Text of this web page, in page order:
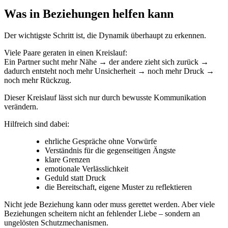
Was in Beziehungen helfen kann
Der wichtigste Schritt ist, die Dynamik überhaupt zu erkennen.
Viele Paare geraten in einen Kreislauf:
Ein Partner sucht mehr Nähe → der andere zieht sich zurück →
dadurch entsteht noch mehr Unsicherheit → noch mehr Druck →
noch mehr Rückzug.
Dieser Kreislauf lässt sich nur durch bewusste Kommunikation
verändern.
Hilfreich sind dabei:
ehrliche Gespräche ohne Vorwürfe
Verständnis für die gegenseitigen Ängste
klare Grenzen
emotionale Verlässlichkeit
Geduld statt Druck
die Bereitschaft, eigene Muster zu reflektieren
Nicht jede Beziehung kann oder muss gerettet werden. Aber viele
Beziehungen scheitern nicht an fehlender Liebe – sondern an
ungelösten Schutzmechanismen.